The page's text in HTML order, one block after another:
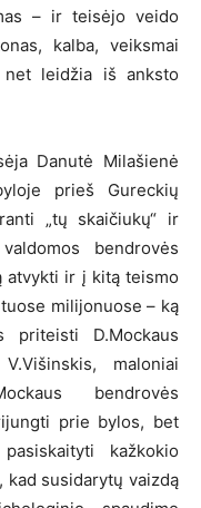
– ir teisėjo veido
kalba, veiksmai
leidžia iš anksto
Danutė Milašienė
prieš Gureckių
„tų skaičiukų“ ir
bendrovės
atvykti ir į kitą teismo
milijonuose – ką
D.Mockaus
maloniai
bendrovės
prie bylos, bet
kažkokio
kad susidarytų vaizdą